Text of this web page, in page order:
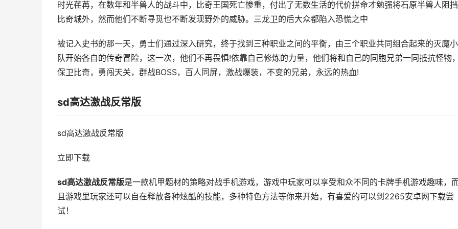
时光荏苒，在数年和半兽人的战斗中，比奇王国死亡惨重，付出了无数生活的代价拼命才勉强将石原半兽人阻
比奇城外，然而他们不断寻觅也不断发现野外的威胁。三龙卫的后大众都陷入恐慌之中
被记入史书的那一天，勇士们通过深入研究，终于找到三种职业之间的平衡，由三个职业共同组合起来的灭魔
队开始各自的传奇冒险，这一次，他们不再畏惧!依靠自己修炼的力量，他们将和自己的同胞兄弟一同抵抗怪物，
保卫比奇，勇闯天关，群战BOSS，百人同屏，激战爆装，不变的兄弟，永远的热血!
sd高达激战反常版
sd高达激战反常版
立即下载
sd高达激战反常版是一款机甲题材的策略对战手机游戏，游戏中玩家可以享受和众不同的卡牌手机游戏趣味，
且游戏里玩家还可以自在释放各种炫酷的技能，多种特色方法等你来开始，有喜爱的可以到2265安卓网下载尝
试！